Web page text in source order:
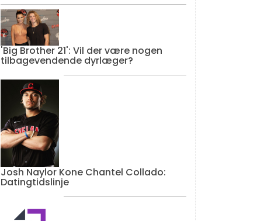
'Big Brother 21': Vil der være nogen
tilbagevendende dyrlæger?
Josh Naylor Kone Chantel Collado:
Datingtidslinje